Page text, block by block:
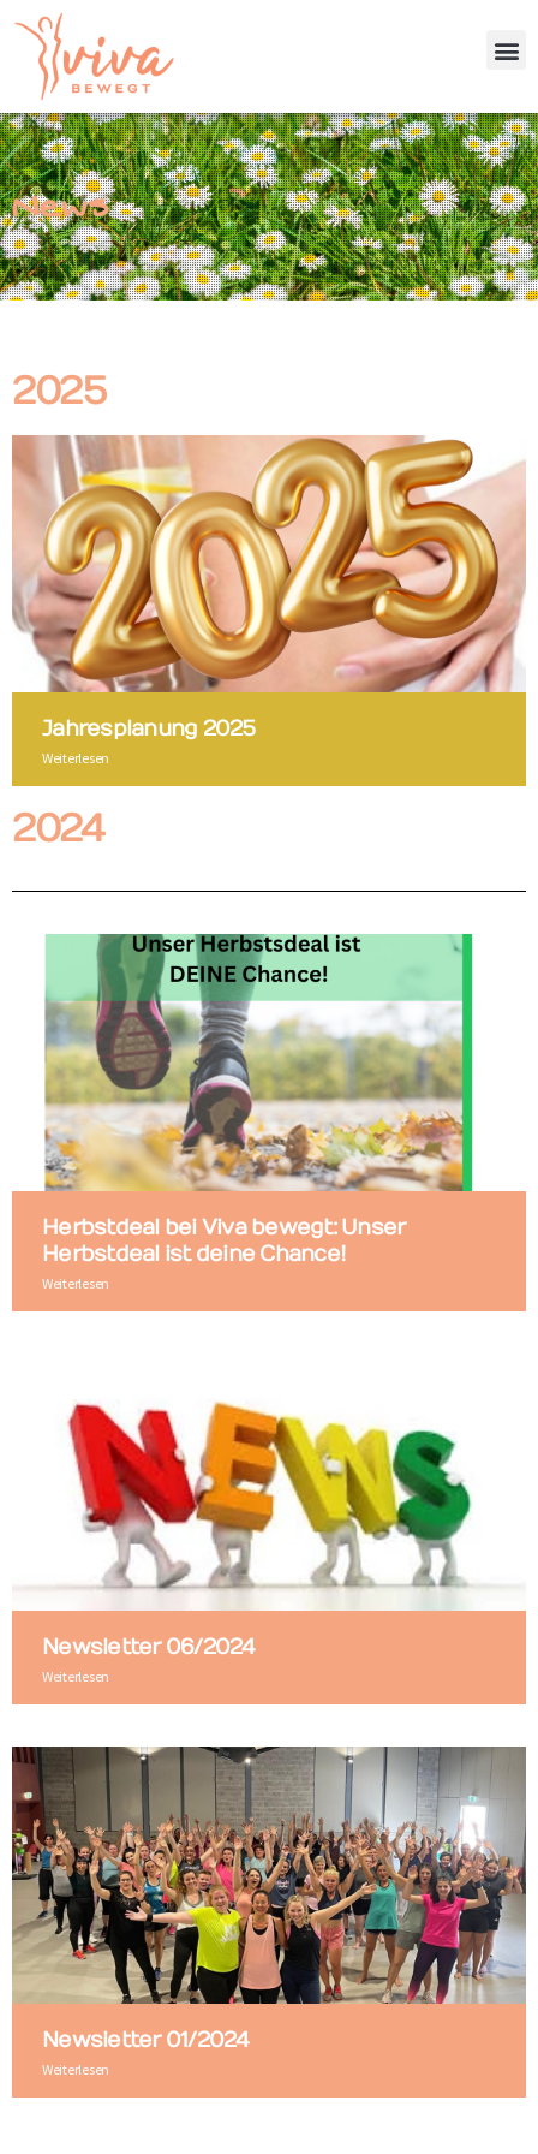
News
2025
Jahresplanung 2025
Weiterlesen
2024
Herbstdeal bei Viva bewegt: Unser
Herbstdeal ist deine Chance!
Weiterlesen
Newsletter 06/2024
Weiterlesen
Newsletter 01/2024
Weiterlesen